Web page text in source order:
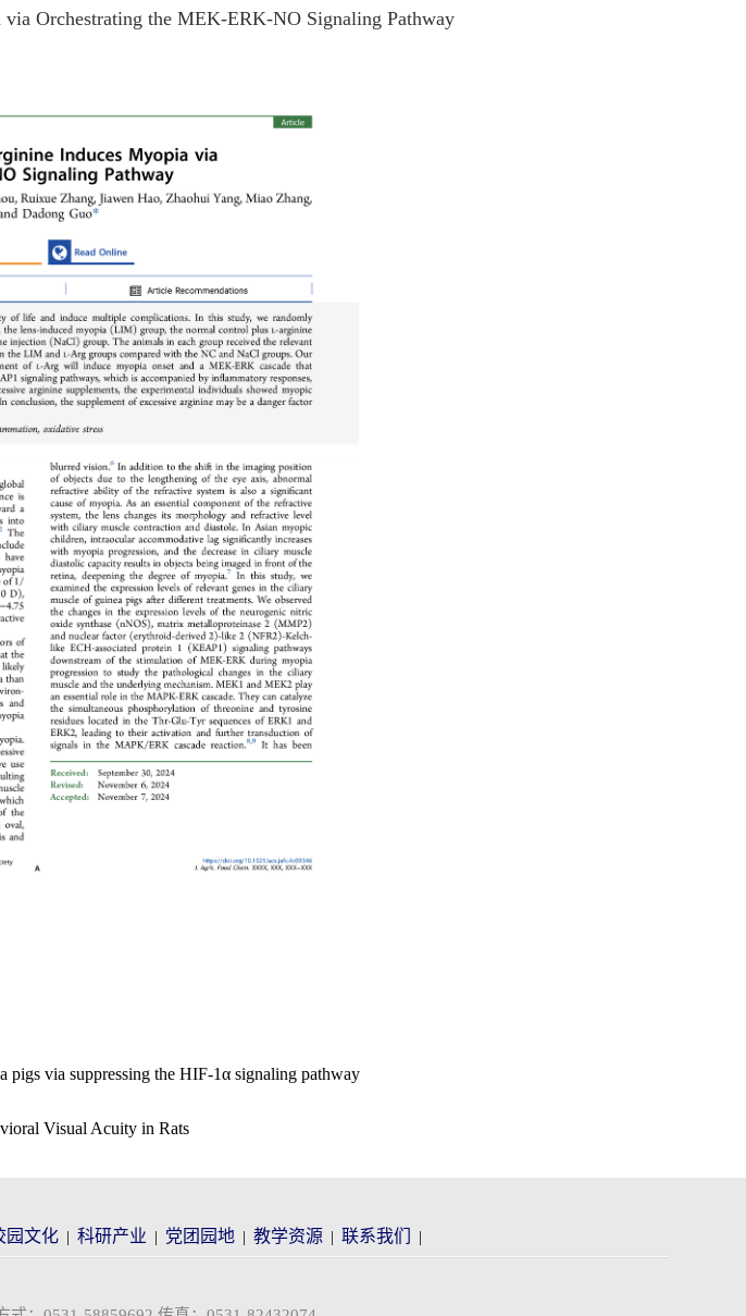
Orchestrating the MEK-ERK-NO Signaling Pathway
via suppressing the HIF-1α signaling pathway
Visual Acuity in Rats
园文化 | 科研产业 | 党团园地 | 教学资源 | 联系我们 |